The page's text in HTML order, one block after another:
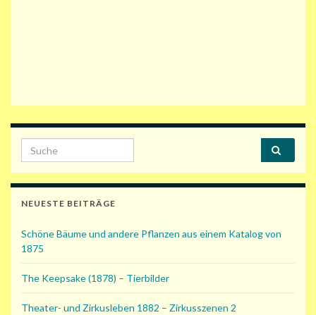
Search for:
NEUESTE BEITRÄGE
Schöne Bäume und andere Pflanzen aus einem Katalog von
1875
The Keepsake (1878) – Tierbilder
Theater- und Zirkusleben 1882 – Zirkusszenen 2